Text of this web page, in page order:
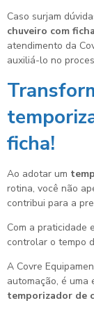
Caso surjam
chuveiro com ficha
atendimento da
auxiliá-lo no
ficha!
Ao adotar um
rotina, você não
contribui para a
Com a praticidade
controlar o tempo
A Covre
automação, é uma
temporizador de